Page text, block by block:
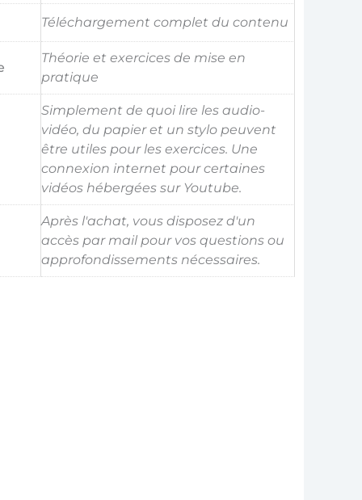
97,00 €.47,00 €.
Téléchargement complet du contenu
Théorie et exercices de mise en
pratique
Simplement de quoi lire les audio-
vidéo, du papier et un stylo peuvent
être utiles pour les exercices. Une
connexion internet pour certaines
vidéos hébergées sur Youtube.
Après l'achat, vous disposez d'un
accès par mail pour vos questions ou
approfondissements nécessaires.